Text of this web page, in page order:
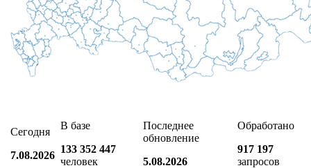
Сегодня
7.08.2026
В базе
133 352 447
человек
Последнее
обновление
5.08.2026
Обработано
917 197
запросов